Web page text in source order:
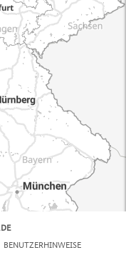
BENUTZERHINWEISE